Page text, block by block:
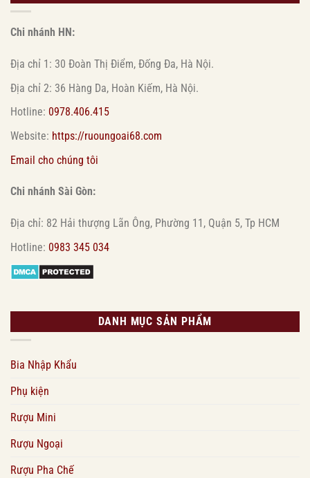
Chi nhánh HN:
Địa chỉ 1: 30 Đoàn Thị Điểm, Đống Đa, Hà Nội.
Địa chỉ 2: 36 Hàng Da, Hoàn Kiếm, Hà Nội.
Hotline: 0978.406.415
Website: https://ruoungoai68.com
Email cho chúng tôi
Chi nhánh Sài Gòn:
Địa chỉ: 82 Hải thượng Lãn Ông, Phường 11, Quận 5, Tp HCM
Hotline: 0983 345 034
DANH MỤC SẢN PHẨM
Bia Nhập Khẩu
Phụ kiện
Rượu Mini
Rượu Ngoại
Rượu Pha Chế